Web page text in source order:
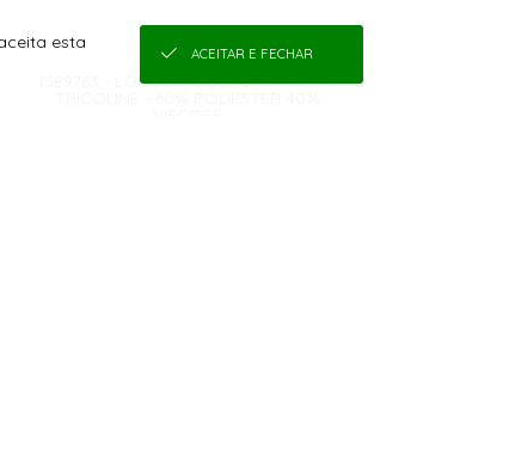
1589763 - LONGO-AGOSTO I- PAG.:11 -
esta
ACEITAR E FECHAR